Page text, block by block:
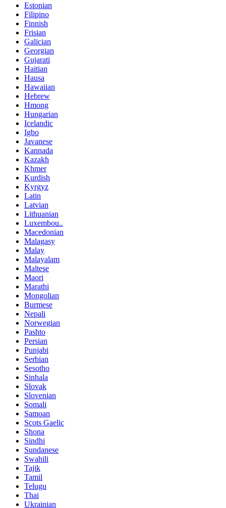
Estonian
Filipino
Finnish
Frisian
Galician
Georgian
Gujarati
Haitian
Hausa
Hawaiian
Hebrew
Hmong
Hungarian
Icelandic
Igbo
Javanese
Kannada
Kazakh
Khmer
Kurdish
Kyrgyz
Latin
Latvian
Lithuanian
Luxembou..
Macedonian
Malagasy
Malay
Malayalam
Maltese
Maori
Marathi
Mongolian
Burmese
Nepali
Norwegian
Pashto
Persian
Punjabi
Serbian
Sesotho
Sinhala
Slovak
Slovenian
Somali
Samoan
Scots Gaelic
Shona
Sindhi
Sundanese
Swahili
Tajik
Tamil
Telugu
Thai
Ukrainian